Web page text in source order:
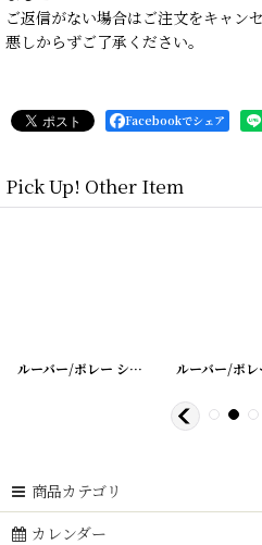
ご返信がない場合はご注文をキャン
悪しからずご了承ください。
Facebookでシェア
Pick Up! Other Item
[20200401-2] ルーバー/ボレー シャッター シングル [
商品カテゴリ
カレンダー